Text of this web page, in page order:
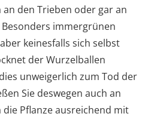
den Trieben oder gar an
immergrünen
keinesfalls sich selbst
der Wurzelballen
unweigerlich zum Tod der
Sie deswegen auch an
Pflanze ausreichend mit